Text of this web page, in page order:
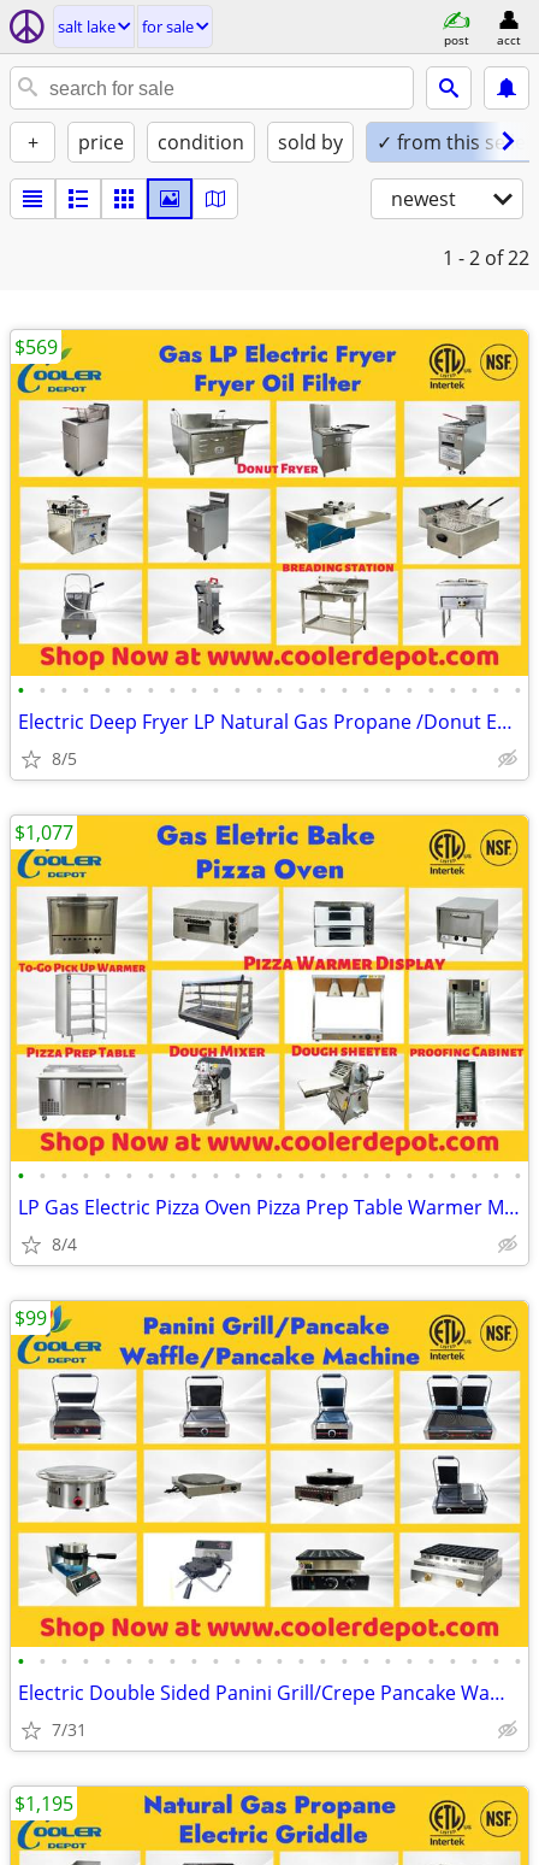
salt lake for sale
post acct
+ price condition sold by ✓ from this seller
newest
1 - 2 of 22
• • • • • • • • • • • • • • • • • • • • • • • •
Electric Deep Fryer LP Natural Gas Propane /Donut Equipment/Oil Filter
8/5
$569
• • • • • • • • • • • • • • • • • • • • • • • •
LP Gas Electric Pizza Oven Pizza Prep Table Warmer Mixer Dough Sheeter
8/4
$1,077
• • • • • • • • • • • • • • • • • • • • • • • •
Electric Double Sided Panini Grill/Crepe Pancake Waffle Maker(100%NEW)
7/31
$99
$1,195